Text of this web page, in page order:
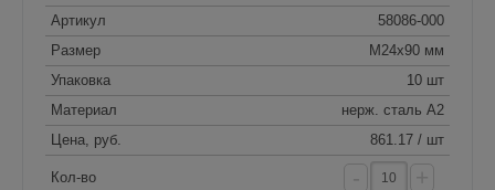
Артикул
58086-000
Размер
M24x90 мм
Упаковка
10 шт
Материал
нерж. сталь A2
Цена, руб.
861.17 / шт
Кол-во